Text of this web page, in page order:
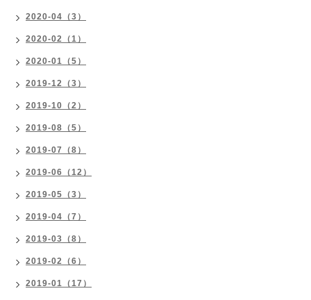
2020-04（3）
2020-02（1）
2020-01（5）
2019-12（3）
2019-10（2）
2019-08（5）
2019-07（8）
2019-06（12）
2019-05（3）
2019-04（7）
2019-03（8）
2019-02（6）
2019-01（17）